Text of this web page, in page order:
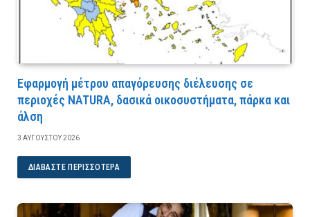
Εφαρμογή μέτρου απαγόρευσης διέλευσης σε
περιοχές NATURA, δασικά οικοσυστήματα, πάρκα και
άλση
3 ΑΥΓΟΎΣΤΟΥ 2026
ΔΙΑΒΆΣΤΕ ΠΕΡΙΣΣΌΤΕΡΑ